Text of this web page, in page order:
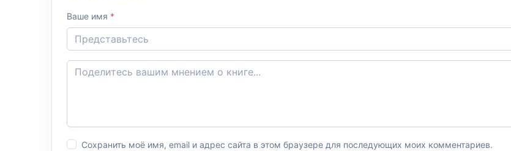
Ваше имя *
Сохранить моё имя, email и адрес сайта в этом браузере для последующих моих комментариев.